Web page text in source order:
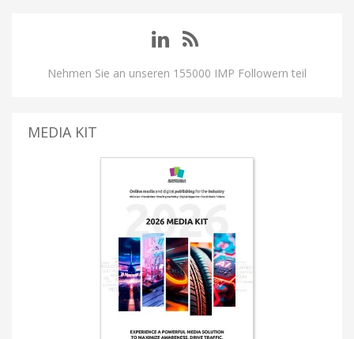
Nehmen Sie an unseren 155000 IMP Followern teil
MEDIA KIT